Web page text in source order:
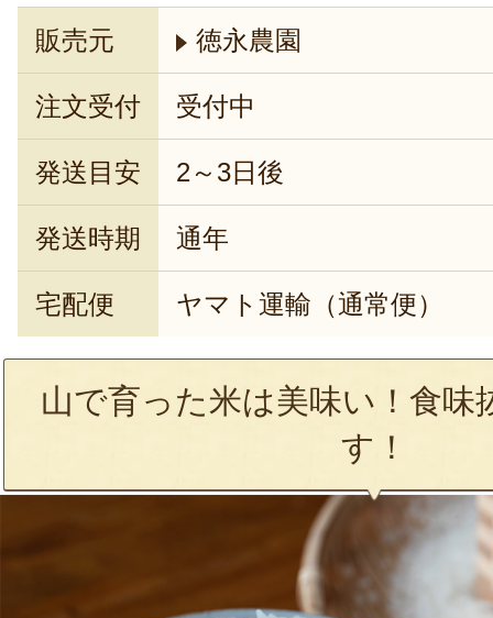
販売元 徳永農園
注文受付 受付中
発送目安 2～3日後
発送時期 通年
宅配便 ヤマト運輸（通常便）
山で育った米は美味い！食味
す！